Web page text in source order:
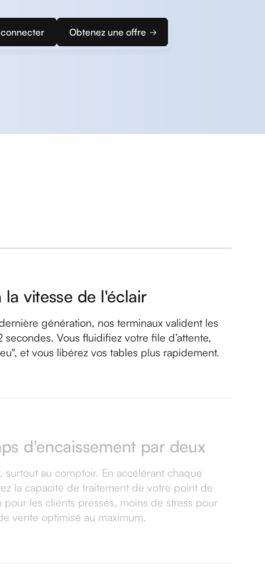
Obtenez une offre
la vitesse de l'éclair
génération, nos terminaux valident les
secondes. Vous fluidifiez votre file d’attente,
et vous libérez vos tables plus rapidement.
d'encaissement par deux
surtout au comptoir. En accélérant chaque
la capacité de traitement de votre point de
les clients pressés, moins de stress pour
vente optimisé au maximum.